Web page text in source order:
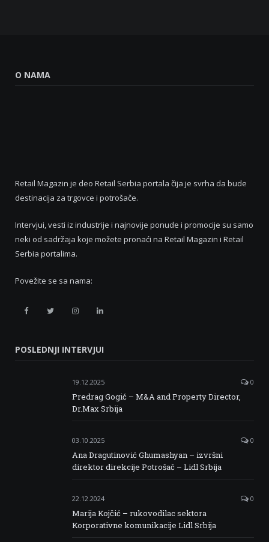
O NAMA
Retail Magazin je deo Retail Serbia portala čija je svrha da bude
destinacija za trgovce i potrošače.
Intervjui, vesti iz industrije i najnovije ponude i promocije su samo
neki od sadržaja koje možete pronaći na Retail Magazin i Retail
Serbia portalima.
Povežite se sa nama:
Retail
Facebook
Retail
Twitter
Retail
Instagram
Retail
Linkedin
POSLEDNJI INTERVJUI
19.12.2025 0
Predrag Gogić – M&A and Property Director,
Dr.Max Srbija
03.10.2025 0
Ana Dragutinović Ghumashyan – izvršni
direktor direkcije Potrošač – Lidl Srbija
22.12.2024 0
Marija Kojčić – rukovodilac sektora
Korporativne komunikacije Lidl Srbija